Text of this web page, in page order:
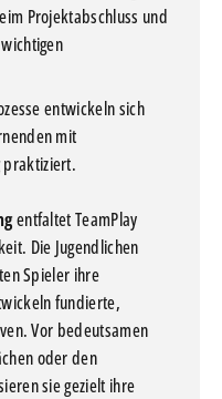
Projektabschluss und
entwickeln sich
mit
praktiziert.
entfaltet TeamPlay
Die Jugendlichen
Spieler ihre
fundierte,
Vor bedeutsamen
oder den
sie gezielt ihre